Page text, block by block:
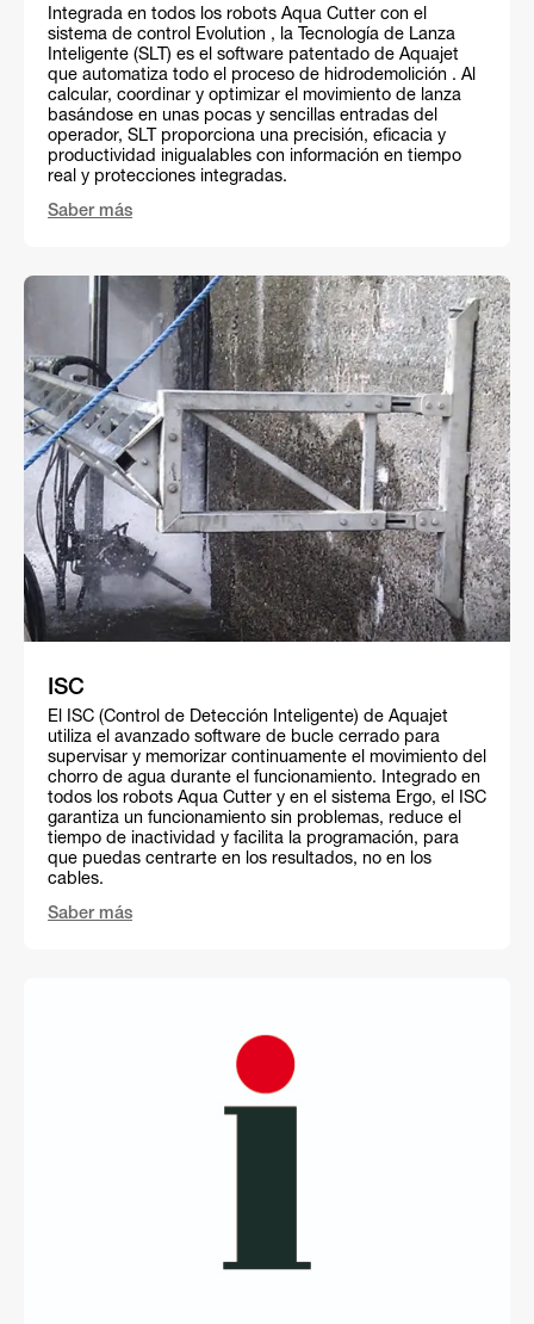
Integrada en todos los robots Aqua Cutter con el
sistema de control Evolution , la Tecnología de Lanza
Inteligente (SLT) es el software patentado de Aquajet
que automatiza todo el proceso de hidrodemolición . Al
calcular, coordinar y optimizar el movimiento de lanza
basándose en unas pocas y sencillas entradas del
operador, SLT proporciona una precisión, eficacia y
productividad inigualables con información en tiempo
real y protecciones integradas.
Saber más
ISC
El ISC (Control de Detección Inteligente) de Aquajet
utiliza el avanzado software de bucle cerrado para
supervisar y memorizar continuamente el movimiento del
chorro de agua durante el funcionamiento. Integrado en
todos los robots Aqua Cutter y en el sistema Ergo, el ISC
garantiza un funcionamiento sin problemas, reduce el
tiempo de inactividad y facilita la programación, para
que puedas centrarte en los resultados, no en los
cables.
Saber más